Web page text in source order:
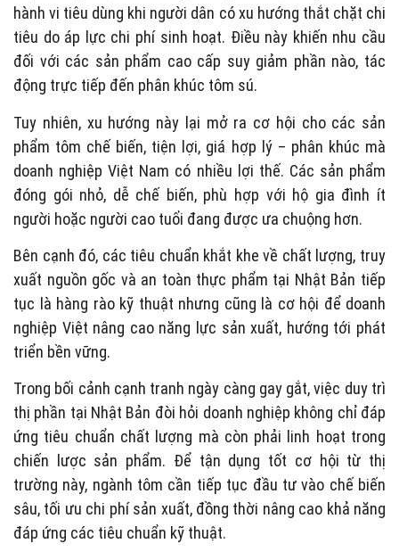
hành vi tiêu dùng khi người dân có xu hướng thắt chặt chi
tiêu do áp lực chi phí sinh hoạt. Điều này khiến nhu cầu
đối với các sản phẩm cao cấp suy giảm phần nào, tác
động trực tiếp đến phân khúc tôm sú.
Tuy nhiên, xu hướng này lại mở ra cơ hội cho các sản
phẩm tôm chế biến, tiện lợi, giá hợp lý – phân khúc mà
doanh nghiệp Việt Nam có nhiều lợi thế. Các sản phẩm
đóng gói nhỏ, dễ chế biến, phù hợp với hộ gia đình ít
người hoặc người cao tuổi đang được ưa chuộng hơn.
Bên cạnh đó, các tiêu chuẩn khắt khe về chất lượng, truy
xuất nguồn gốc và an toàn thực phẩm tại Nhật Bản tiếp
tục là hàng rào kỹ thuật nhưng cũng là cơ hội để doanh
nghiệp Việt nâng cao năng lực sản xuất, hướng tới phát
triển bền vững.
Trong bối cảnh cạnh tranh ngày càng gay gắt, việc duy trì
thị phần tại Nhật Bản đòi hỏi doanh nghiệp không chỉ đáp
ứng tiêu chuẩn chất lượng mà còn phải linh hoạt trong
chiến lược sản phẩm. Để tận dụng tốt cơ hội từ thị
trường này, ngành tôm cần tiếp tục đầu tư vào chế biến
sâu, tối ưu chi phí sản xuất, đồng thời nâng cao khả năng
đáp ứng các tiêu chuẩn kỹ thuật.